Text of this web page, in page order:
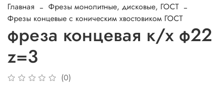
Главная
Фрезы монолитные, дисковые, ГОСТ
Фрезы концевые с коническим хвостовиком ГОСТ
фреза концевая к/х ф22
z=3
(0)